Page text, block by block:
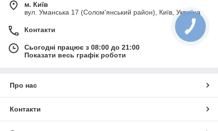
м. Київ
вул. Уманська 17 (Солом'янський район), Київ, Україна
Контакти
Сьогодні працює з 08:00 до 21:00
Показати весь графік роботи
Про нас
Контакти